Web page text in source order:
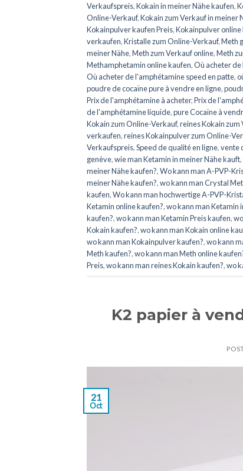
Verkaufspreis,Kokain in meiner Nähe kaufen,
Online-Verkauf,Kokain zum Verkauf in meiner
Kokainpulver kaufen Preis,Kokainpulver online
verkaufen,Kristalle zum Online-Verkauf,Meth
meiner Nähe,Meth zum Verkauf online,Meth
Methamphetamin online kaufen,Où acheter
Où acheter de l'amphétamine speed en patte,
poudre de cocaïne pure à vendre en ligne,
Prix de l'amphétamine à acheter,Prix de
de l'amphétamine liquide,pure Cocaïne à
Kokain zum Online-Verkauf,reines Kokain zum
verkaufen,reines Kokainpulver zum Online-
Verkaufspreis,Speed de qualité en ligne,vente
genève,wie man Ketamin in meiner Nähe kauft,
meiner Nähe kaufen?,Wo kann man A-PVP-
meiner Nähe kaufen?,wo kann man Crystal
kaufen,Wo kann man hochwertige A-PVP-
Ketamin online kaufen?,wo kann man Ketamin
kaufen?,wo kann man Ketamin Preis kaufen,
Kokain kaufen?,wo kann man Kokain online
wo kann man Kokainpulver kaufen?,wo kann
Meth kaufen?,wo kann man Meth online
Preis,wo kann man reines Kokain kaufen?,wo
K2 papier à
21
Oct